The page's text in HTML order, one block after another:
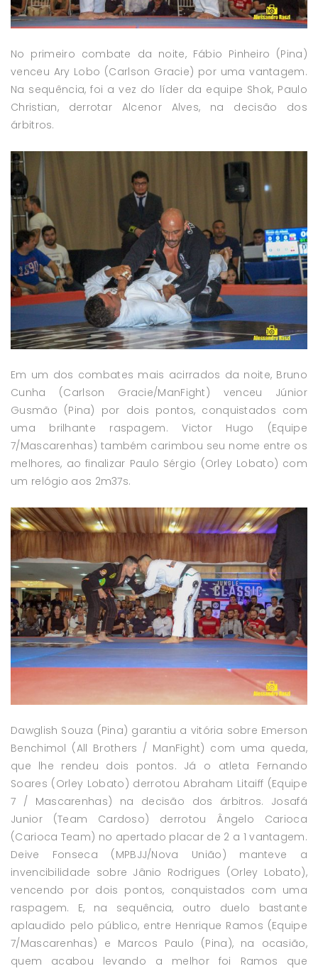
No primeiro combate da noite, Fábio Pinheiro (Pina)
venceu Ary Lobo (Carlson Gracie) por uma vantagem.
Na sequência, foi a vez do líder da equipe Shok, Paulo
Christian, derrotar Alcenor Alves, na decisão dos
árbitros.
Em um dos combates mais acirrados da noite, Bruno
Cunha (Carlson Gracie/ManFight) venceu Júnior
Gusmão (Pina) por dois pontos, conquistados com
uma brilhante raspagem. Victor Hugo (Equipe
7/Mascarenhas) também carimbou seu nome entre os
melhores, ao finalizar Paulo Sérgio (Orley Lobato) com
um relógio aos 2m37s.
Dawglish Souza (Pina) garantiu a vitória sobre Emerson
Benchimol (All Brothers / ManFight) com uma queda,
que lhe rendeu dois pontos. Já o atleta Fernando
Soares (Orley Lobato) derrotou Abraham Litaiff (Equipe
7 / Mascarenhas) na decisão dos árbitros. Josafá
Junior (Team Cardoso) derrotou Ângelo Carioca
(Carioca Team) no apertado placar de 2 a 1 vantagem.
Deive Fonseca (MPBJJ/Nova União) manteve a
invencibilidade sobre Jânio Rodrigues (Orley Lobato),
vencendo por dois pontos, conquistados com uma
raspagem. E, na sequência, outro duelo bastante
aplaudido pelo público, entre Henrique Ramos (Equipe
7/Mascarenhas) e Marcos Paulo (Pina), na ocasião,
quem acabou levando a melhor foi Ramos que